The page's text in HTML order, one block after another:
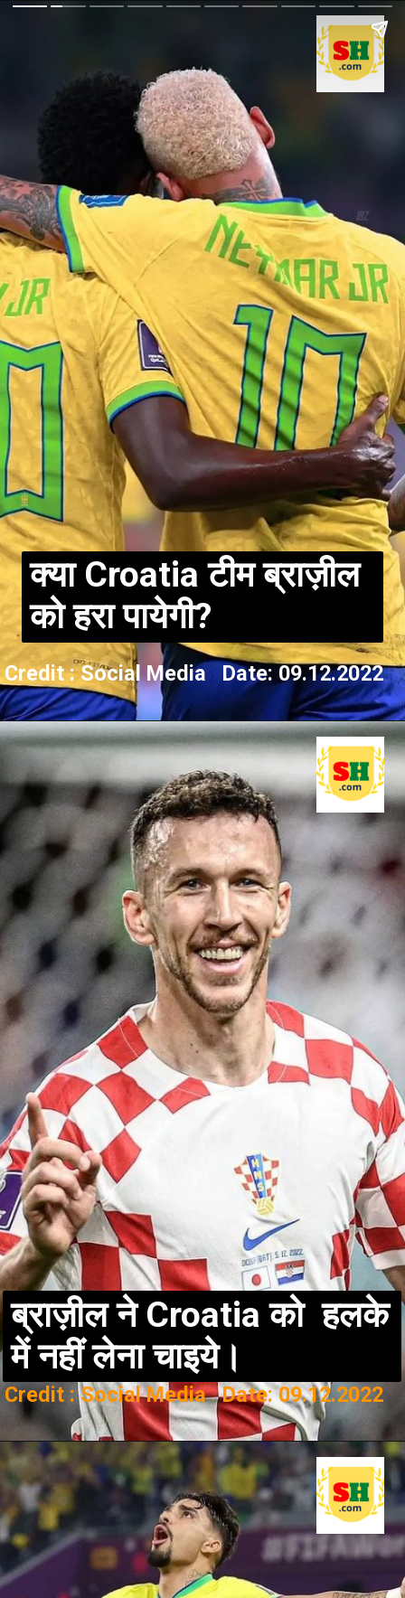
क्या Croatia टीम ब्राज़ील
को हरा पायेगी?
Credit : Social Media Date: 09.12.2022
ब्राज़ील ने Croatia को हलके
में नहीं लेना चाइये।
Credit : Social Media Date: 09.12.2022